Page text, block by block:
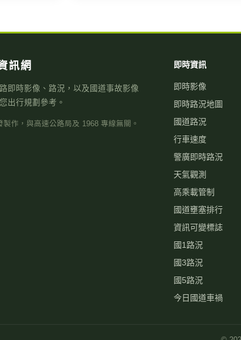
訊網
即時影像、路況，以及國道事故影像
出行規劃參考。
製作，與高速公路局及 1968 專線無關。
即時資訊
即時影像
即時路況地圖
國道路況
行車速度
警廣即時路況
天氣觀測
高乘載管制
國道壅塞排行
資訊可變標誌
國1路況
國3路況
國5路況
今日國道車禍